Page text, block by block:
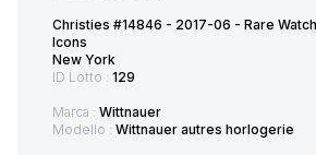
Christies #14846 - 2017-06 - Rare
Icons
New York
ID Lotto : 129
Marca : Wittnauer
Modello : Wittnauer autres horlogerie